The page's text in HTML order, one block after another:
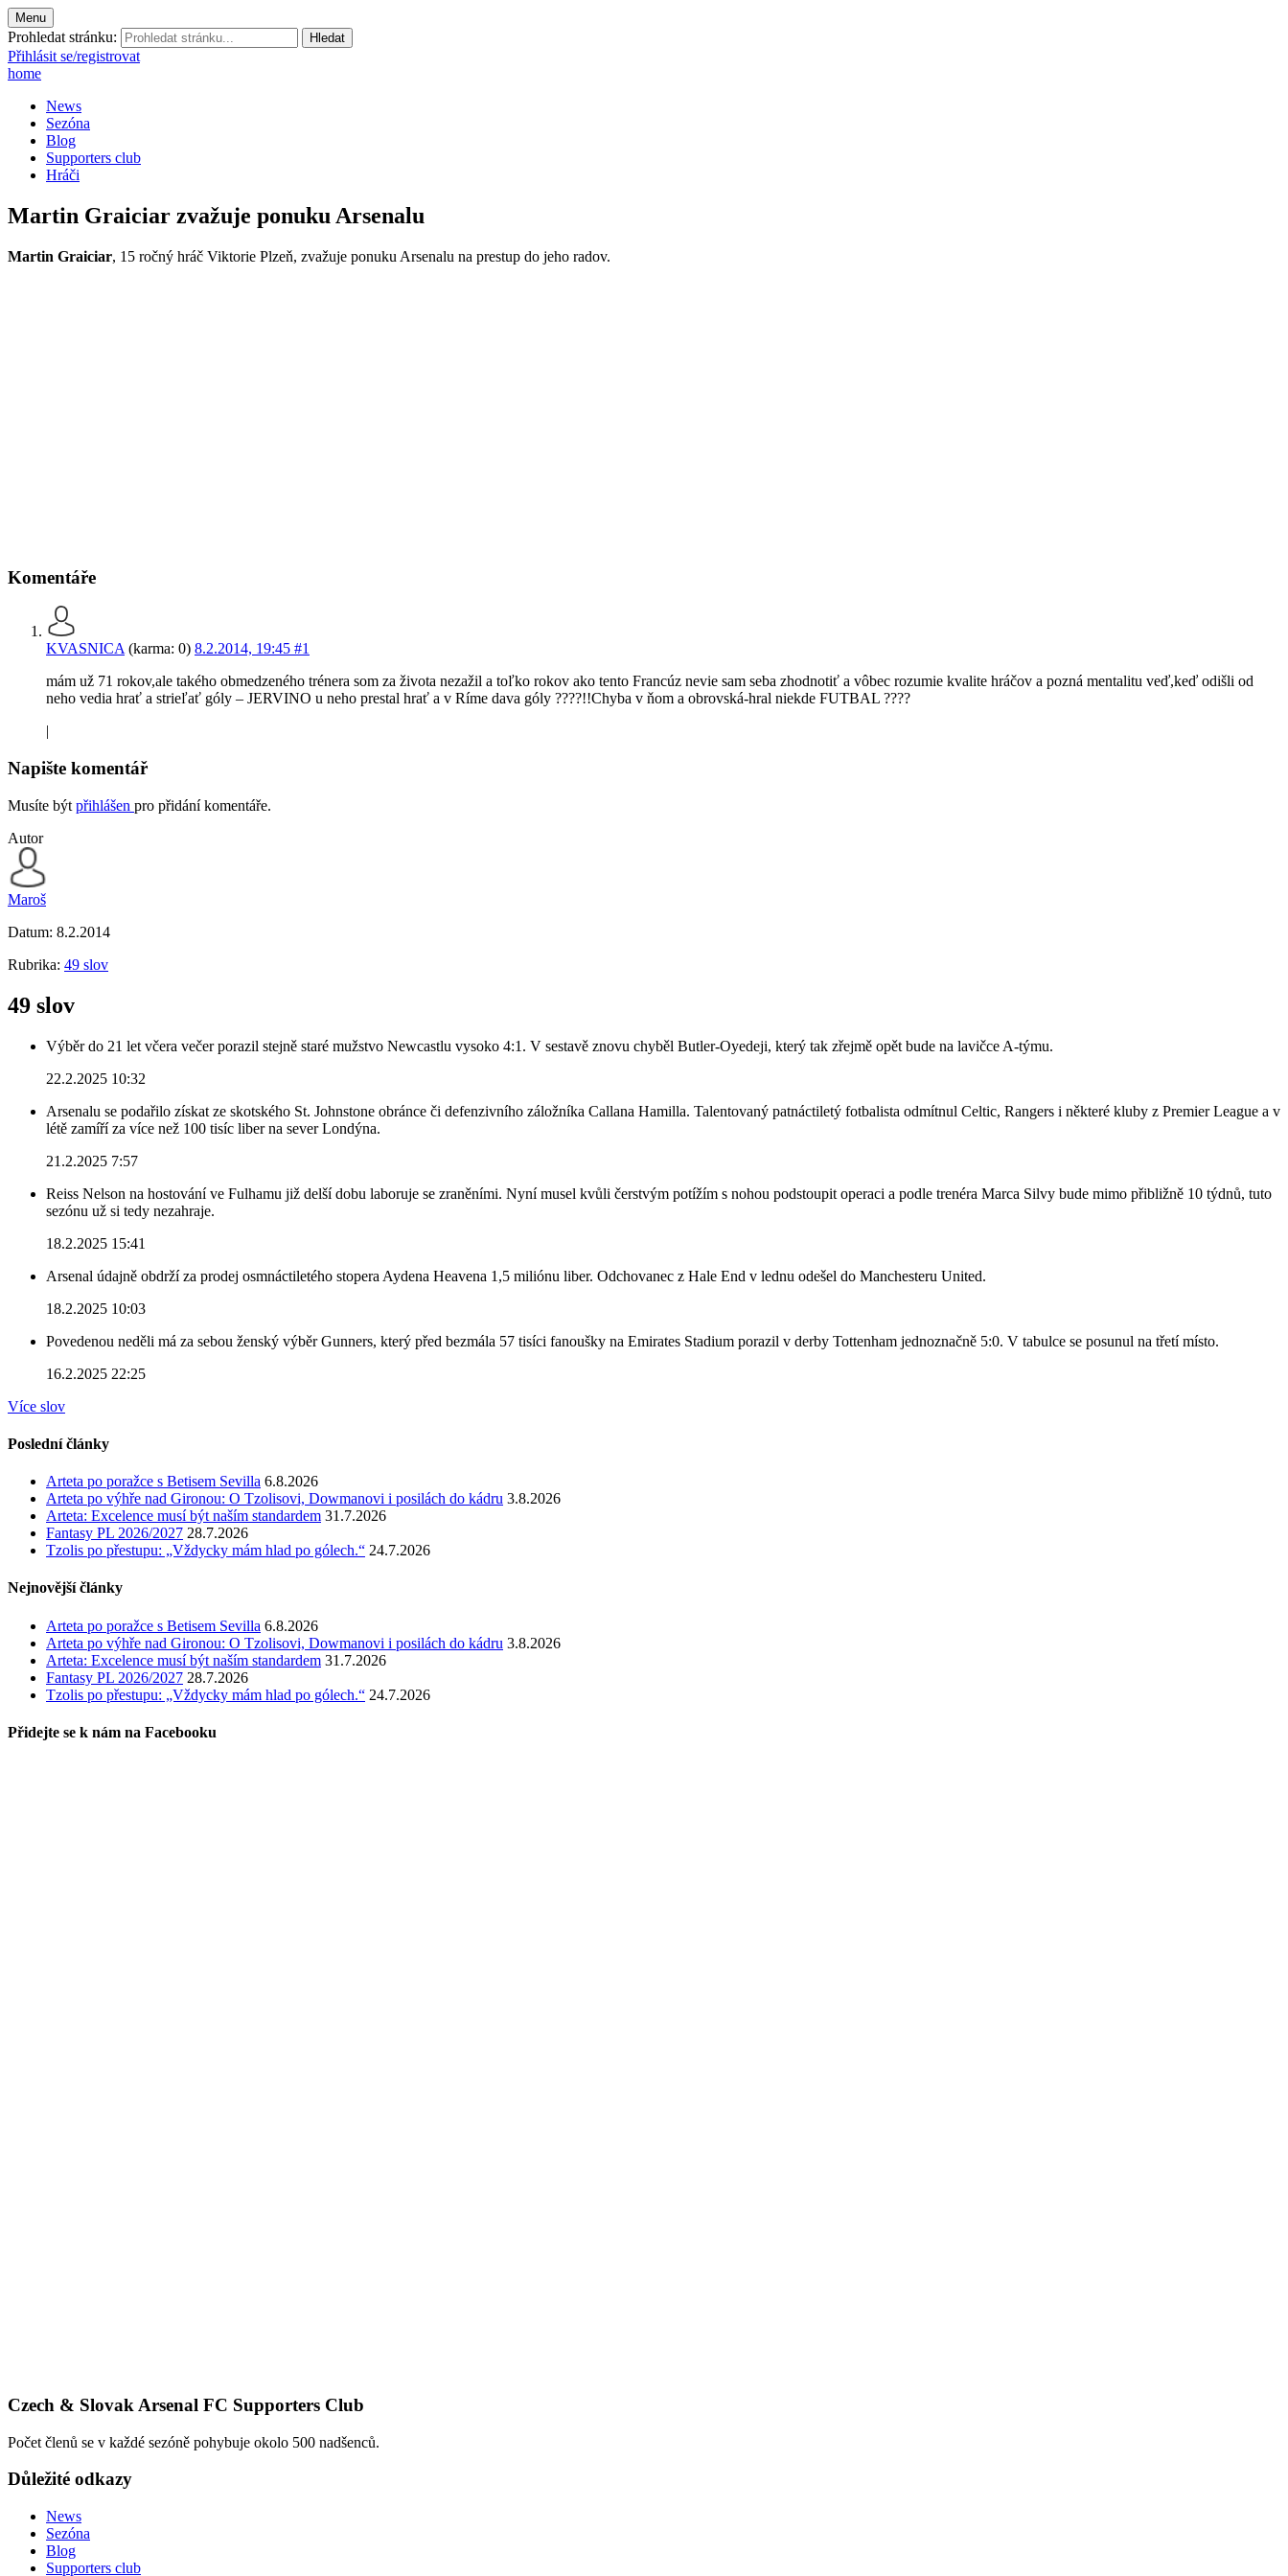
Menu
Prohledat stránku:
Přihlásit se/registrovat
home
News
Sezóna
Blog
Supporters club
Hráči
Martin Graiciar zvažuje ponuku Arsenalu
Martin Graiciar, 15 ročný hráč Viktorie Plzeň, zvažuje ponuku Arsenalu na prestup do jeho radov.
Komentáře
KVASNICA (karma: 0) 8.2.2014, 19:45 #1
mám už 71 rokov,ale takého obmedzeného trénera som za života nezažil a toľko rokov ako tento Francúz nevie sam seba zhodnotiť a vôbec rozumie kvalite hráčov a pozná mentalitu veď,keď odišli od
neho vedia hrať a strieľať góly – JERVINO u neho prestal hrať a v Ríme dava góly ????!!Chyba v ňom a obrovská-hral niekde FUTBAL ????
|
Napište komentář
Musíte být přihlášen pro přidání komentáře.
Autor
Maroš
Datum: 8.2.2014
Rubrika: 49 slov
49 slov
Výběr do 21 let včera večer porazil stejně staré mužstvo Newcastlu vysoko 4:1. V sestavě znovu chyběl Butler-Oyedeji, který tak zřejmě opět bude na lavičce A-týmu.
22.2.2025 10:32
Arsenalu se podařilo získat ze skotského St. Johnstone obránce či defenzivního záložníka Callana Hamilla. Talentovaný patnáctiletý fotbalista odmítnul Celtic, Rangers i některé kluby z Premier League a v
létě zamíří za více než 100 tisíc liber na sever Londýna.
21.2.2025 7:57
Reiss Nelson na hostování ve Fulhamu již delší dobu laboruje se zraněními. Nyní musel kvůli čerstvým potížím s nohou podstoupit operaci a podle trenéra Marca Silvy bude mimo přibližně 10 týdnů, tuto
sezónu už si tedy nezahraje.
18.2.2025 15:41
Arsenal údajně obdrží za prodej osmnáctiletého stopera Aydena Heavena 1,5 miliónu liber. Odchovanec z Hale End v lednu odešel do Manchesteru United.
18.2.2025 10:03
Povedenou neděli má za sebou ženský výběr Gunners, který před bezmála 57 tisíci fanoušky na Emirates Stadium porazil v derby Tottenham jednoznačně 5:0. V tabulce se posunul na třetí místo.
16.2.2025 22:25
Více slov
Poslední články
Arteta po poražce s Betisem Sevilla 6.8.2026
Arteta po výhře nad Gironou: O Tzolisovi, Dowmanovi i posilách do kádru 3.8.2026
Arteta: Excelence musí být naším standardem 31.7.2026
Fantasy PL 2026/2027 28.7.2026
Tzolis po přestupu: „Vždycky mám hlad po gólech.“ 24.7.2026
Nejnovější články
Arteta po poražce s Betisem Sevilla 6.8.2026
Arteta po výhře nad Gironou: O Tzolisovi, Dowmanovi i posilách do kádru 3.8.2026
Arteta: Excelence musí být naším standardem 31.7.2026
Fantasy PL 2026/2027 28.7.2026
Tzolis po přestupu: „Vždycky mám hlad po gólech.“ 24.7.2026
Přidejte se k nám na Facebooku
Czech & Slovak Arsenal FC Supporters Club
Počet členů se v každé sezóně pohybuje okolo 500 nadšenců.
Důležité odkazy
News
Sezóna
Blog
Supporters club